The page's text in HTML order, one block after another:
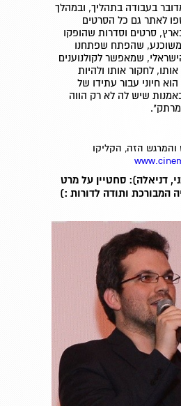
בעבודה בתהליך, ובמהלך
לאתר גם כל הסרטים
סרטים וסדרות שהופקו
משוכנע, שהפתח שפתחנו
שמאפשר לקולנוענים
לחקור אותו ולהיות
חיוני עבור עתידו של
שיש לה לא רק הווה
הזה, הקליקו
דניאלה): סחטיין על מרט
המבורכת ותודה לדורות :)